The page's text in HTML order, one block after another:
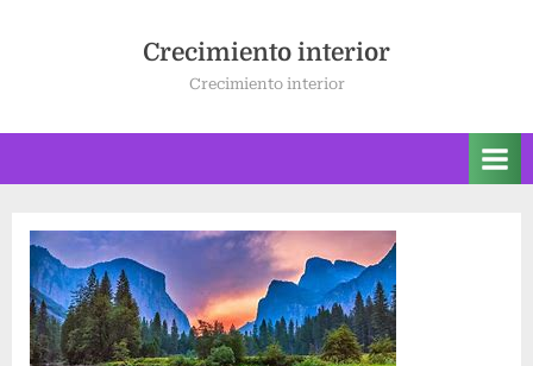
Crecimiento interior
Crecimiento interior